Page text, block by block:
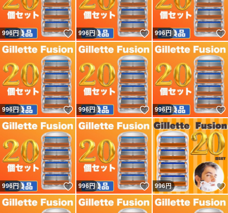
996円 いいね！
996円 いいね！
996円
996円 いいね！
996円 いいね！
996円
996円 いいね！
996円 いいね！
996円